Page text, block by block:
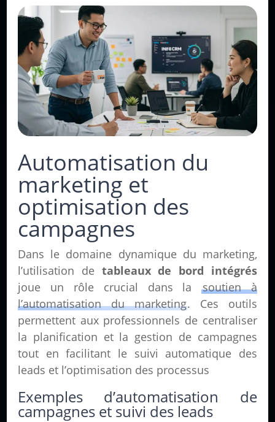
Automatisation du
marketing et
optimisation des
campagnes
Dans le domaine dynamique du marketing,
l’utilisation de tableaux de bord intégrés
joue un rôle crucial dans lasoutien à
l’automatisation du marketing. Ces outils
permettent aux professionnels de centraliser
la planification et la gestion de campagnes
tout en facilitant le suivi automatique des
leads et l’optimisation des processus
Exemples d’automatisation de
campagnes et suivi des leads